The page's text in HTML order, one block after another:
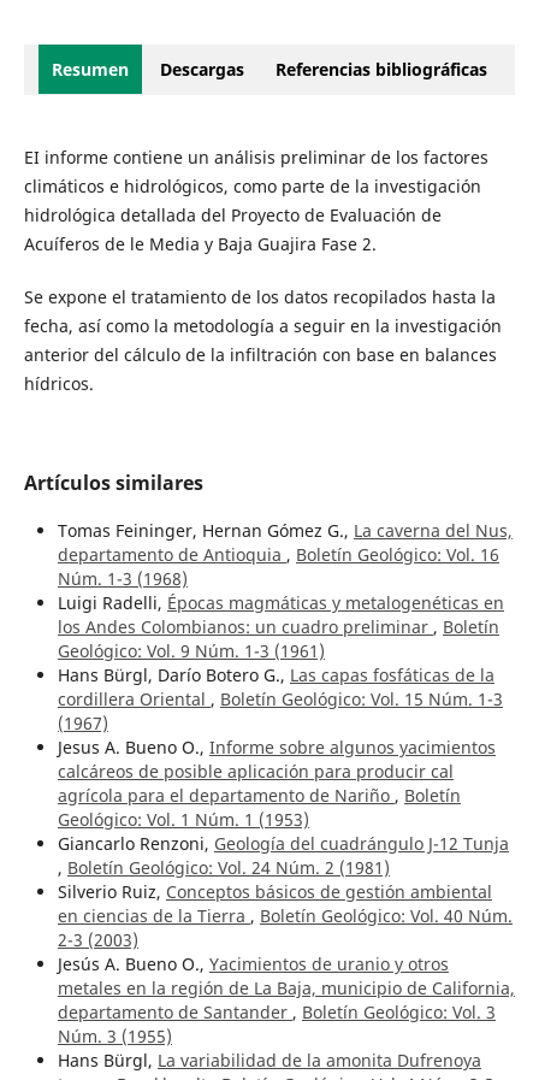
Resumen Descargas Referencias bibliográficas
EI informe contiene un análisis preliminar de los factores
climáticos e hidrológicos, como parte de la investigación
hidrológica detallada del Proyecto de Evaluación de
Acuíferos de le Media y Baja Guajira Fase 2.
Se expone el tratamiento de los datos recopilados hasta la
fecha, así como la metodología a seguir en la investigación
anterior del cálculo de la infiltración con base en balances
hídricos.
Artículos similares
Tomas Feininger, Hernan Gómez G., La caverna del Nus,
departamento de Antioquia , Boletín Geológico: Vol. 16
Núm. 1-3 (1968)
Luigi Radelli, Épocas magmáticas y metalogenéticas en
los Andes Colombianos: un cuadro preliminar , Boletín
Geológico: Vol. 9 Núm. 1-3 (1961)
Hans Bürgl, Darío Botero G., Las capas fosfáticas de la
cordillera Oriental , Boletín Geológico: Vol. 15 Núm. 1-3
(1967)
Jesus A. Bueno O., Informe sobre algunos yacimientos
calcáreos de posible aplicación para producir cal
agrícola para el departamento de Nariño , Boletín
Geológico: Vol. 1 Núm. 1 (1953)
Giancarlo Renzoni, Geología del cuadrángulo J-12 Tunja
, Boletín Geológico: Vol. 24 Núm. 2 (1981)
Silverio Ruiz, Conceptos básicos de gestión ambiental
en ciencias de la Tierra , Boletín Geológico: Vol. 40 Núm.
2-3 (2003)
Jesús A. Bueno O., Yacimientos de uranio y otros
metales en la región de La Baja, municipio de California,
departamento de Santander , Boletín Geológico: Vol. 3
Núm. 3 (1955)
Hans Bürgl, La variabilidad de la amonita Dufrenoya